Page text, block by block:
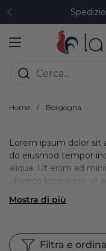
Passa ai contenuti
Precedente
Apri menu
Home / Borgogna
Lorem ipsum dolor sit
do eiusmod tempor
aliqua. Ut enim ad
ullamco laboris nisi ut
Mostra di più
Filtra e ordina